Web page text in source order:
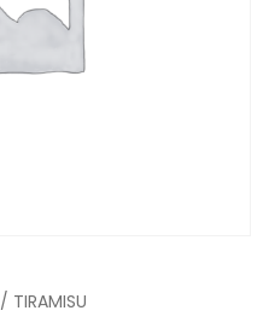
/ TIRAMISU